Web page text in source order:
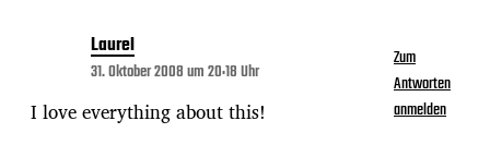
Laurel
31. Oktober 2008 um 20:18 Uhr
I love everything about this!
Zum
Antworten
anmelden